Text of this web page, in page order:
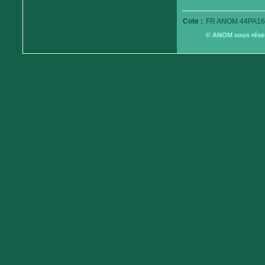
Cote : FR ANOM
© ANOM sous